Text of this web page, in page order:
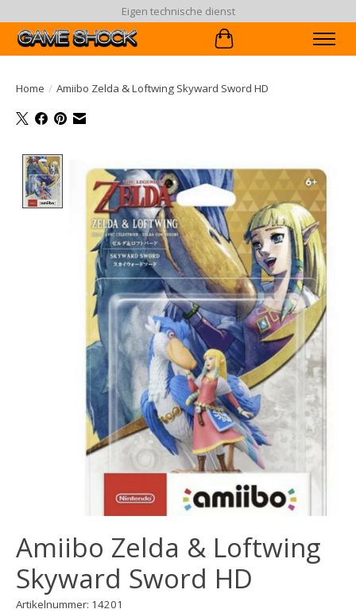
Eigen technische dienst
Winkelwagen
Home / Amiibo Zelda & Loftwing Skyward Sword HD
Amiibo Zelda & Loftwing
Skyward Sword HD
Artikelnummer: 14201